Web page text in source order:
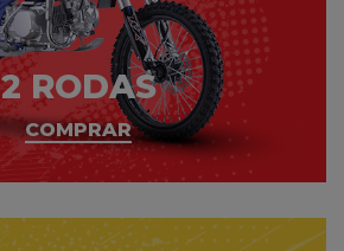
2 RODAS
COMPRAR